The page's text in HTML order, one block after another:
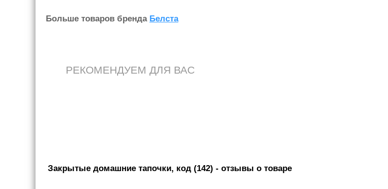
Больше товаров бренда Белста
РЕКОМЕНДУЕМ ДЛЯ ВАС
Закрытые домашние тапочки, код (142) - отзывы о товаре